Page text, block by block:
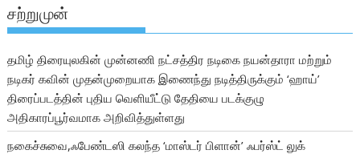
சற்றுமுன்
தமிழ் திரையுலகின் முன்னணி நட்சத்திர நடிகை நயன்தாரா மற்றும்
நடிகர் கவின் முதன்முறையாக இணைந்து நடித்திருக்கும் ‘ஹாய்’
திரைப்படத்தின் புதிய வெளியீட்டு தேதியை படக்குழு
அதிகாரப்பூர்வமாக அறிவித்துள்ளது
நகைச்சுவை,ஃபேண்டஸி கலந்த ‘மாஸ்டர் பிளான்’ ஃபர்ஸ்ட் லுக்